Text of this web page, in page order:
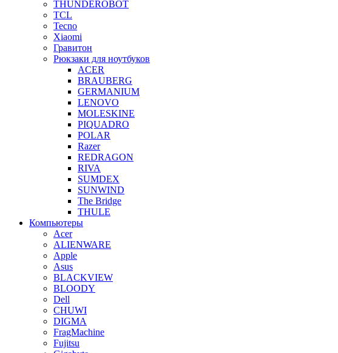
THUNDEROBOT
TCL
Tecno
Xiaomi
Гравитон
Рюкзаки для ноутбуков
ACER
BRAUBERG
GERMANIUM
LENOVO
MOLESKINE
PIQUADRO
POLAR
Razer
REDRAGON
RIVA
SUMDEX
SUNWIND
The Bridge
THULE
Компьютеры
Acer
ALIENWARE
Apple
Asus
BLACKVIEW
BLOODY
Dell
CHUWI
DIGMA
FragMachine
Fujitsu